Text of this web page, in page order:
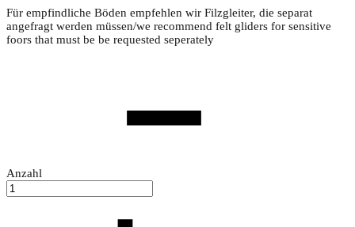
Für empfindliche Böden empfehlen wir Filzgleiter, die separat
angefragt werden müssen/we recommend felt gliders for sensitive
foors that must be be requested seperately
Anzahl